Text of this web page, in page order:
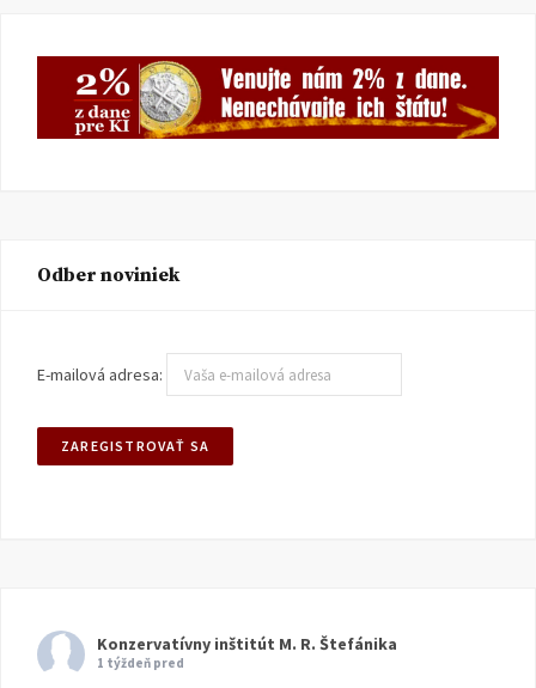
Odber noviniek
E-mailová adresa:
Konzervatívny inštitút M. R. Štefánika
1 týždeň pred